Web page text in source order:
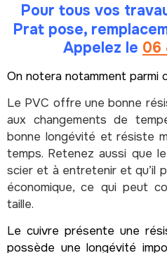
Pour tous vos
Prat pose,
Appelez le 06
On notera notamment parmi
Le PVC offre une bonne
aux changements de
bonne longévité et résiste
temps. Retenez aussi que
scier et à entretenir et qu’il
économique, ce qui peut
taille.
Le cuivre présente une
possède une longévité